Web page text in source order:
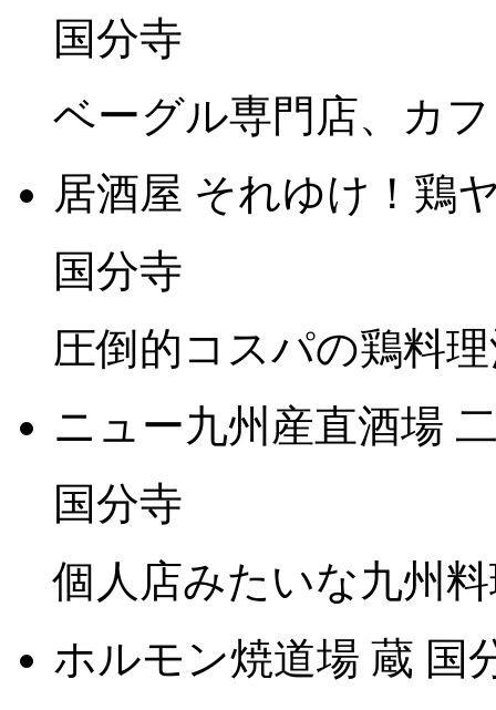
国分寺
ベーグル専門店、カ
居酒屋 それゆけ！鶏
国分寺
圧倒的コスパの鶏料
ニュー九州産直酒場
国分寺
個人店みたいな九州
ホルモン焼道場 蔵 国